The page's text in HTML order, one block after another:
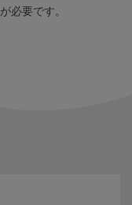
が必要です。